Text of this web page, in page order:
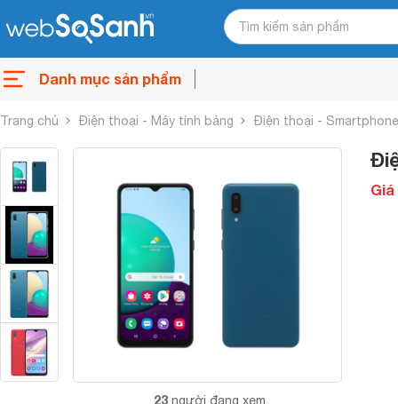
Danh mục sản phẩm
Trang chủ Điện thoại - Máy tính bảng Điện thoại - Smartphone
23 người đang xem
Giá